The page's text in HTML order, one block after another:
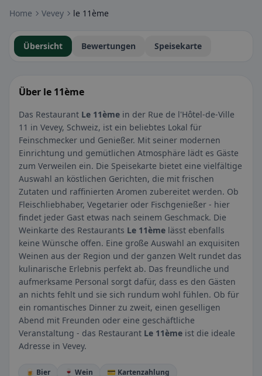
Home Vevey le 11ème
Übersicht Bewertungen Speisekarte
Über le 11ème
Das Restaurant Le 11ème in der Rue de l'Hôtel-de-Ville
11 in Vevey, Schweiz, ist ein beliebtes Lokal für
Feinschmecker und Genießer. Mit seiner modernen
Einrichtung und gemütlichen Atmosphäre lädt es Gäste
zum Verweilen ein. Die Speisekarte bietet eine vielfältige
Auswahl an köstlichen Gerichten, die mit frischen
Zutaten und raffinierten Aromen zubereitet werden. Ob
Fleischliebhaber, Vegetarier oder Fischgenießer - hier
findet jeder Gast etwas nach seinem Geschmack. Die
Weinkarte des Restaurants Le 11ème lässt ebenfalls
keine Wünsche offen. Eine große Auswahl an exquisiten
Weinen aus der Region und der ganzen Welt rundet das
kulinarische Erlebnis perfekt ab. Das freundliche und
aufmerksame Personal sorgt dafür, dass es den Gästen
an nichts fehlt und sie sich rundum wohl fühlen. Ob für
ein romantisches Dinner zu zweit, einen geselligen
Abend mit Freunden oder eine geschäftliche
Veranstaltung - das Restaurant Le 11ème ist die ideale
Adresse in Vevey.
🍺 Bier 🍷 Wein
💳 Kartenzahlung